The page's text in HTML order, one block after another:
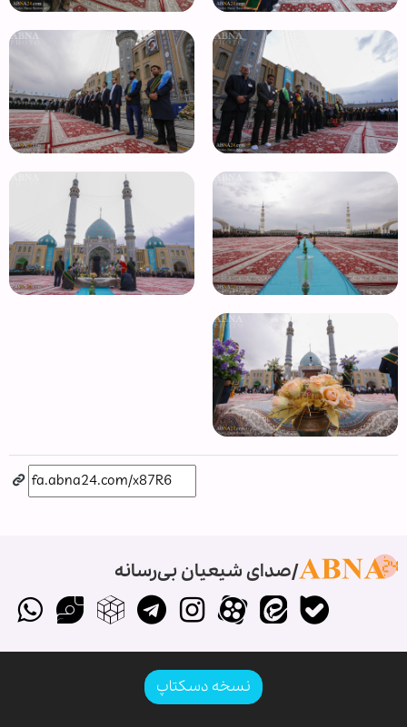
صدای شیعیان بی‌رسانه
نسخه دسکتاپ